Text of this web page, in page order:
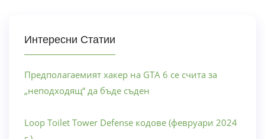
Интересни Статии
Предполагаемият хакер на GTA 6 се счита за
„неподходящ“ да бъде съден
Loop Toilet Tower Defense кодове (февруари 2024